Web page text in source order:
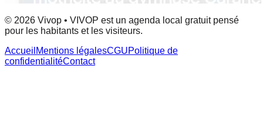
© 2026 Vivop • VIVOP est un agenda local gratuit pensé
pour les habitants et les visiteurs.
Accueil Mentions légalesCGUPolitique de
confidentialitéContact